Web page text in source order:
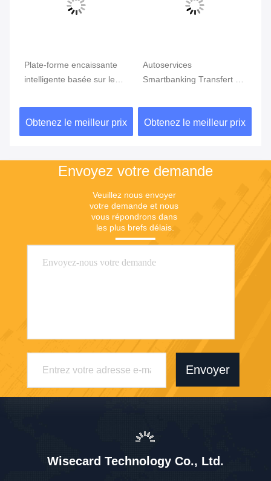
Plate-forme encaissante
intelligente basée sur le
Cheque Deposit
Obtenez le meilleur prix
Autoservices
Smartbanking Transfert de
Activation du compte
d'émission pour les
institutions financières
Obtenez le meilleur prix
Envoyez votre demande
Veuillez nous envoyer
votre demande et nous
vous répondrons dans
les plus brefs délais.
Envoyer
Wisecard Technology Co., Ltd.